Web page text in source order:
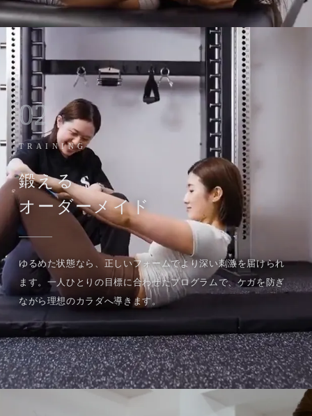
02
TRAINING
鍛える
オーダーメイド
ゆるめた状態なら、正しいフォームでより深い刺激を届けられ
ます。一人ひとりの目標に合わせたプログラムで、ケガを防ぎ
ながら理想のカラダへ導きます。